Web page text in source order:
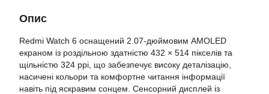
Опис
Redmi Watch 6 оснащений 2.07-дюймовим AMOLED
екраном із роздільною здатністю 432 × 514 пікселів та
щільністю 324 ppi, що забезпечує високу деталізацію,
насичені кольори та комфортне читання інформації
навіть під яскравим сонцем. Сенсорний дисплей із